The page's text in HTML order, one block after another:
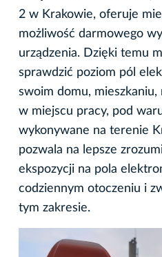
2 w Krakowie, oferuje
możliwość darmowego
urządzenia. Dzięki temu
sprawdzić poziom pól
swoim domu,
w miejscu pracy, pod
wykonywane na terenie
pozwala na lepsze
ekspozycji na pola
codziennym otoczeniu i
tym zakresie.